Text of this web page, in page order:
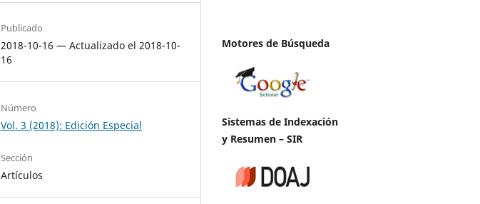
Publicado
2018-10-16 — Actualizado el 2018-10-
16
Número
Vol. 3 (2018): Edición Especial
Sección
Artículos
Motores de Búsqueda
Sistemas de Indexación
y Resumen – SIR